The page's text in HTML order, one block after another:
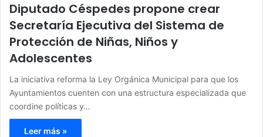
Diputado Céspedes propone crear
Secretaría Ejecutiva del Sistema de
Protección de Niñas, Niños y
Adolescentes
La iniciativa reforma la Ley Orgánica Municipal para que los
Ayuntamientos cuenten con una estructura especializada que
coordine políticas y…
Leer más »